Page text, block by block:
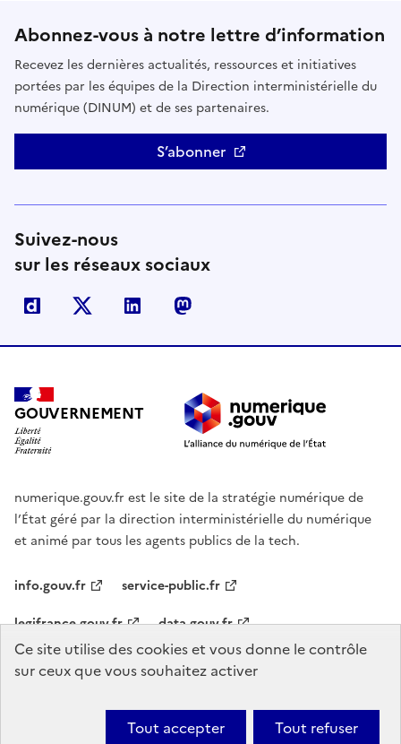
Abonnez-vous à notre lettre d’information
Recevez les dernières actualités, ressources et initiatives
portées par les équipes de la Direction interministérielle du
numérique (DINUM) et de ses partenaires.
S’abonner
Suivez-nous
sur les réseaux sociaux
Dailymotion Linkedin
GOUVERNEMENT
numerique.gouv.fr est le site de la stratégie numérique de
l’État géré par la direction interministérielle du numérique
et animé par tous les agents publics de la tech.
info.gouv.fr
service-public.fr
legifrance.gouv.fr
data.gouv.fr
Agenda Nous contacter Mentions légales
Ce site utilise des cookies et vous donne le contrôle
sur ceux que vous souhaitez activer
Tout accepter Tout refuser